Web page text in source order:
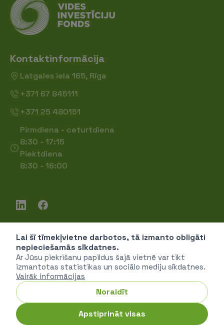
Lai šī tīmekļvietne darbotos, tā izmanto obligāti
nepieciešamās sīkdatnes.
Ar Jūsu piekrišanu papildus šajā vietnē var tikt
izmantotas statistikas un sociālo mediju sīkdatnes.
Vairāk informācijas
Noraidīt
Apstiprināt visas
Kontaktinformācija
Latgales iela 165, Rīga
+371 67 845111
+371 25 480151
Pirmdiena - ceturtdiena
8:30 - 17:15
Piektdiena
8:30 - 16:00
Piekļūstamība
Privātuma politika
SIA "Vides investīciju fonds" © 2026